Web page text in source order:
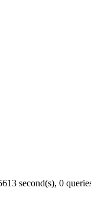
second(s), 0